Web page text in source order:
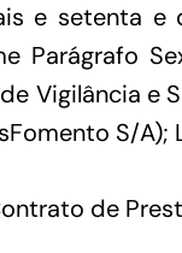
e setenta e
Parágrafo
Vigilância e
S/
de